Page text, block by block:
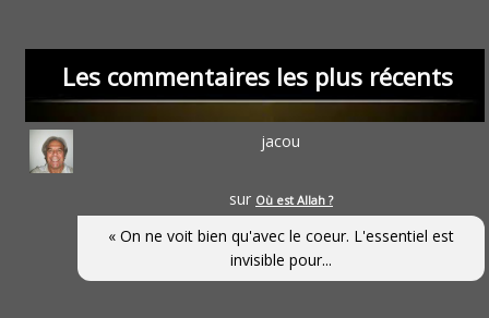
Les commentaires les plus récents
jacou
sur Où est Allah ?
« On ne voit bien qu'avec le coeur. L'essentiel est
invisible pour...